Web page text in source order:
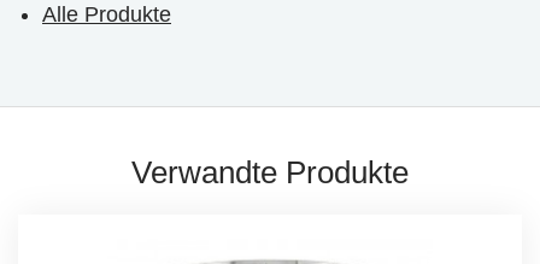
Alle Produkte
Verwandte Produkte